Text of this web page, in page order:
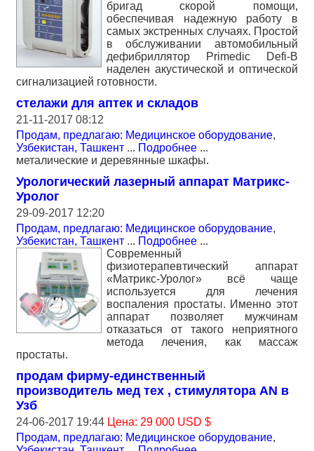
бригад скорой помощи,
обеспечивая надежную работу в
самых экстренных случаях. Простой
в обслуживании автомобильный
дефибриллятор Primedic Defi-B
наделен акустической и оптической
сигнализацией готовности.
стелажи для аптек и складов
21-11-2017 08:12
Продам, предлагаю: Медицинское оборудование,
Узбекистан, Ташкент ... Подробнее ...
металические и деревянные шкафы.
Урологический лазерный аппарат Матрикс-
Уролог
29-09-2017 12:20
Продам, предлагаю: Медицинское оборудование,
Узбекистан, Ташкент ... Подробнее ...
Современный
физиотерапевтический аппарат
«Матрикс-Уролог» всё чаще
используется для лечения
воспаления простаты. Именно этот
аппарат позволяет мужчинам
отказаться от такого неприятного
метода лечения, как массаж
простаты.
продам фирму-единственный
производитель мед тех , стимулятора AN в
Узб
24-06-2017 19:44 Цена: 29 000 USD $
Продам, предлагаю: Медицинское оборудование,